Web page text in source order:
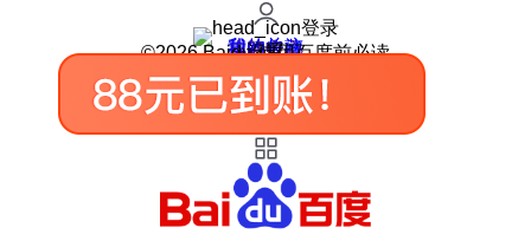
登录
我的关注
我的收藏
皮肤中心
用户反馈
设置
©2026 Baidu 使用百度前必读